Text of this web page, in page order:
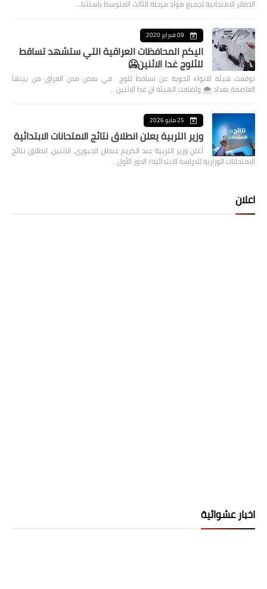
الدفاتر الامتحانية لجميع مواد مرحلة الثالث المتوسط باستثنا…
09 فبراير 2020
اليكم المحافظات العراقية التي ستشهد تساقط
للثلوج غدا الاثنين🥶
توقعت هيئة الانواء الجوية عن تساقط ثلوج في بعض مدن العراق من بينها
العاصمة بغداد ⁦🌨️⁩ واضافت الهيئة ان غدا الاثنين …
25 مايو 2026
وزير التربية يعلن انطلاق نتائج الامتحانات الابتدائية
أعلن وزير التربية عبد الكريم عبطان الجبوري، الاثنين، انطلاق نتائج
الامتحانات الوزارية للدراسة الابتدائية/ الدور الأول…
اعلان
اخبار عشوائية